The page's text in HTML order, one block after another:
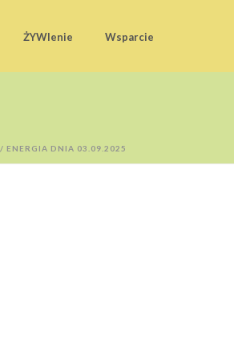
ŻYWIenie Wsparcie
/ ENERGIA DNIA 03.09.2025